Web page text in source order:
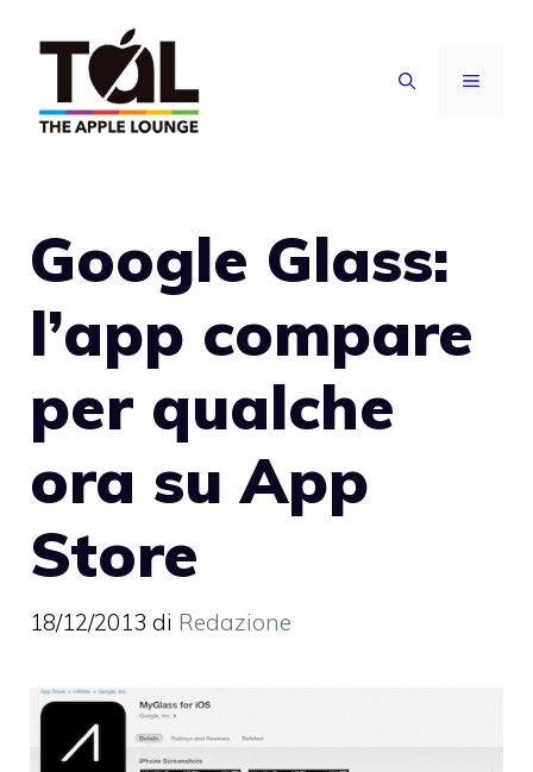
contenuto
MENU
Google Glass:
l’app compare
per qualche
ora su App
Store
18/12/2013 di Redazione